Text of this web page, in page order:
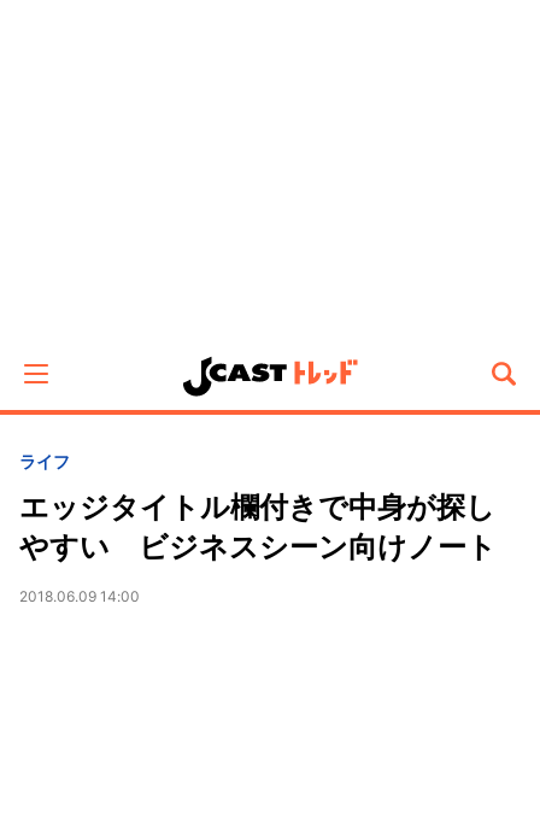
ライフ
エッジタイトル欄付きで中身が探し
やすい ビジネスシーン向けノート
2018.06.09 14:00